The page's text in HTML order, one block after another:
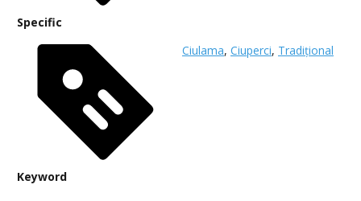
Specific
Keyword
Ciulama, Ciuperci, Tradițional